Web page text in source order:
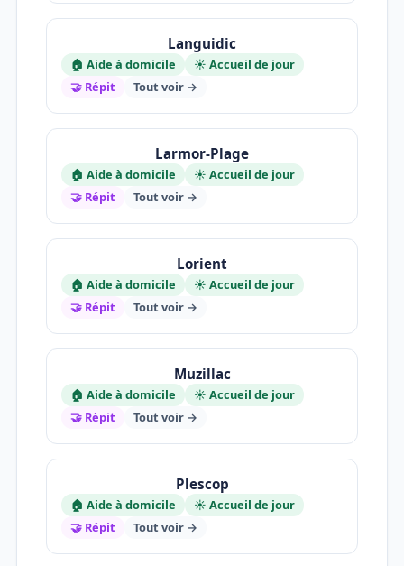
Languidic
🏠 Aide à domicile
☀️ Accueil de jour
🤝 Répit
Tout voir →
Larmor-Plage
🏠 Aide à domicile
☀️ Accueil de jour
🤝 Répit
Tout voir →
Lorient
🏠 Aide à domicile
☀️ Accueil de jour
🤝 Répit
Tout voir →
Muzillac
🏠 Aide à domicile
☀️ Accueil de jour
🤝 Répit
Tout voir →
Plescop
🏠 Aide à domicile
☀️ Accueil de jour
🤝 Répit
Tout voir →